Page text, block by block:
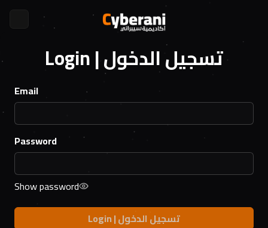
Login | تسجيل الدخول
Email
Password
Show password
Login | تسجيل الدخول